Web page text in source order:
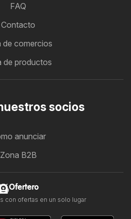
FAQ
Contacto
de comercios
de productos
socios
anunciar
Zona B2B
Ofertero
con ofertas en un solo lugar